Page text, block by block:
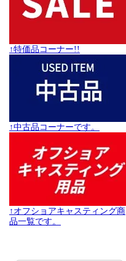
↑特価品コーナー!!
↑中古品コーナーです。
↑オフショアキャスティング商
品一覧です。